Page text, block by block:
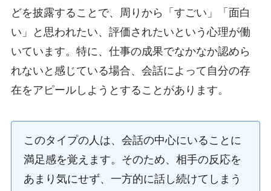
どを披露することで、周りから「すごい」「面白
い」と思われたい、評価されたいという心理が働
いています。特に、仕事の成果でなかなか認めら
れないと感じている場合、会話によって自分の存
在をアピールしようとすることがあります。
このタイプの人は、会話の中心にいることに
満足感を覚えます。そのため、相手の反応を
あまり気にせず、一方的に話し続けてしまう